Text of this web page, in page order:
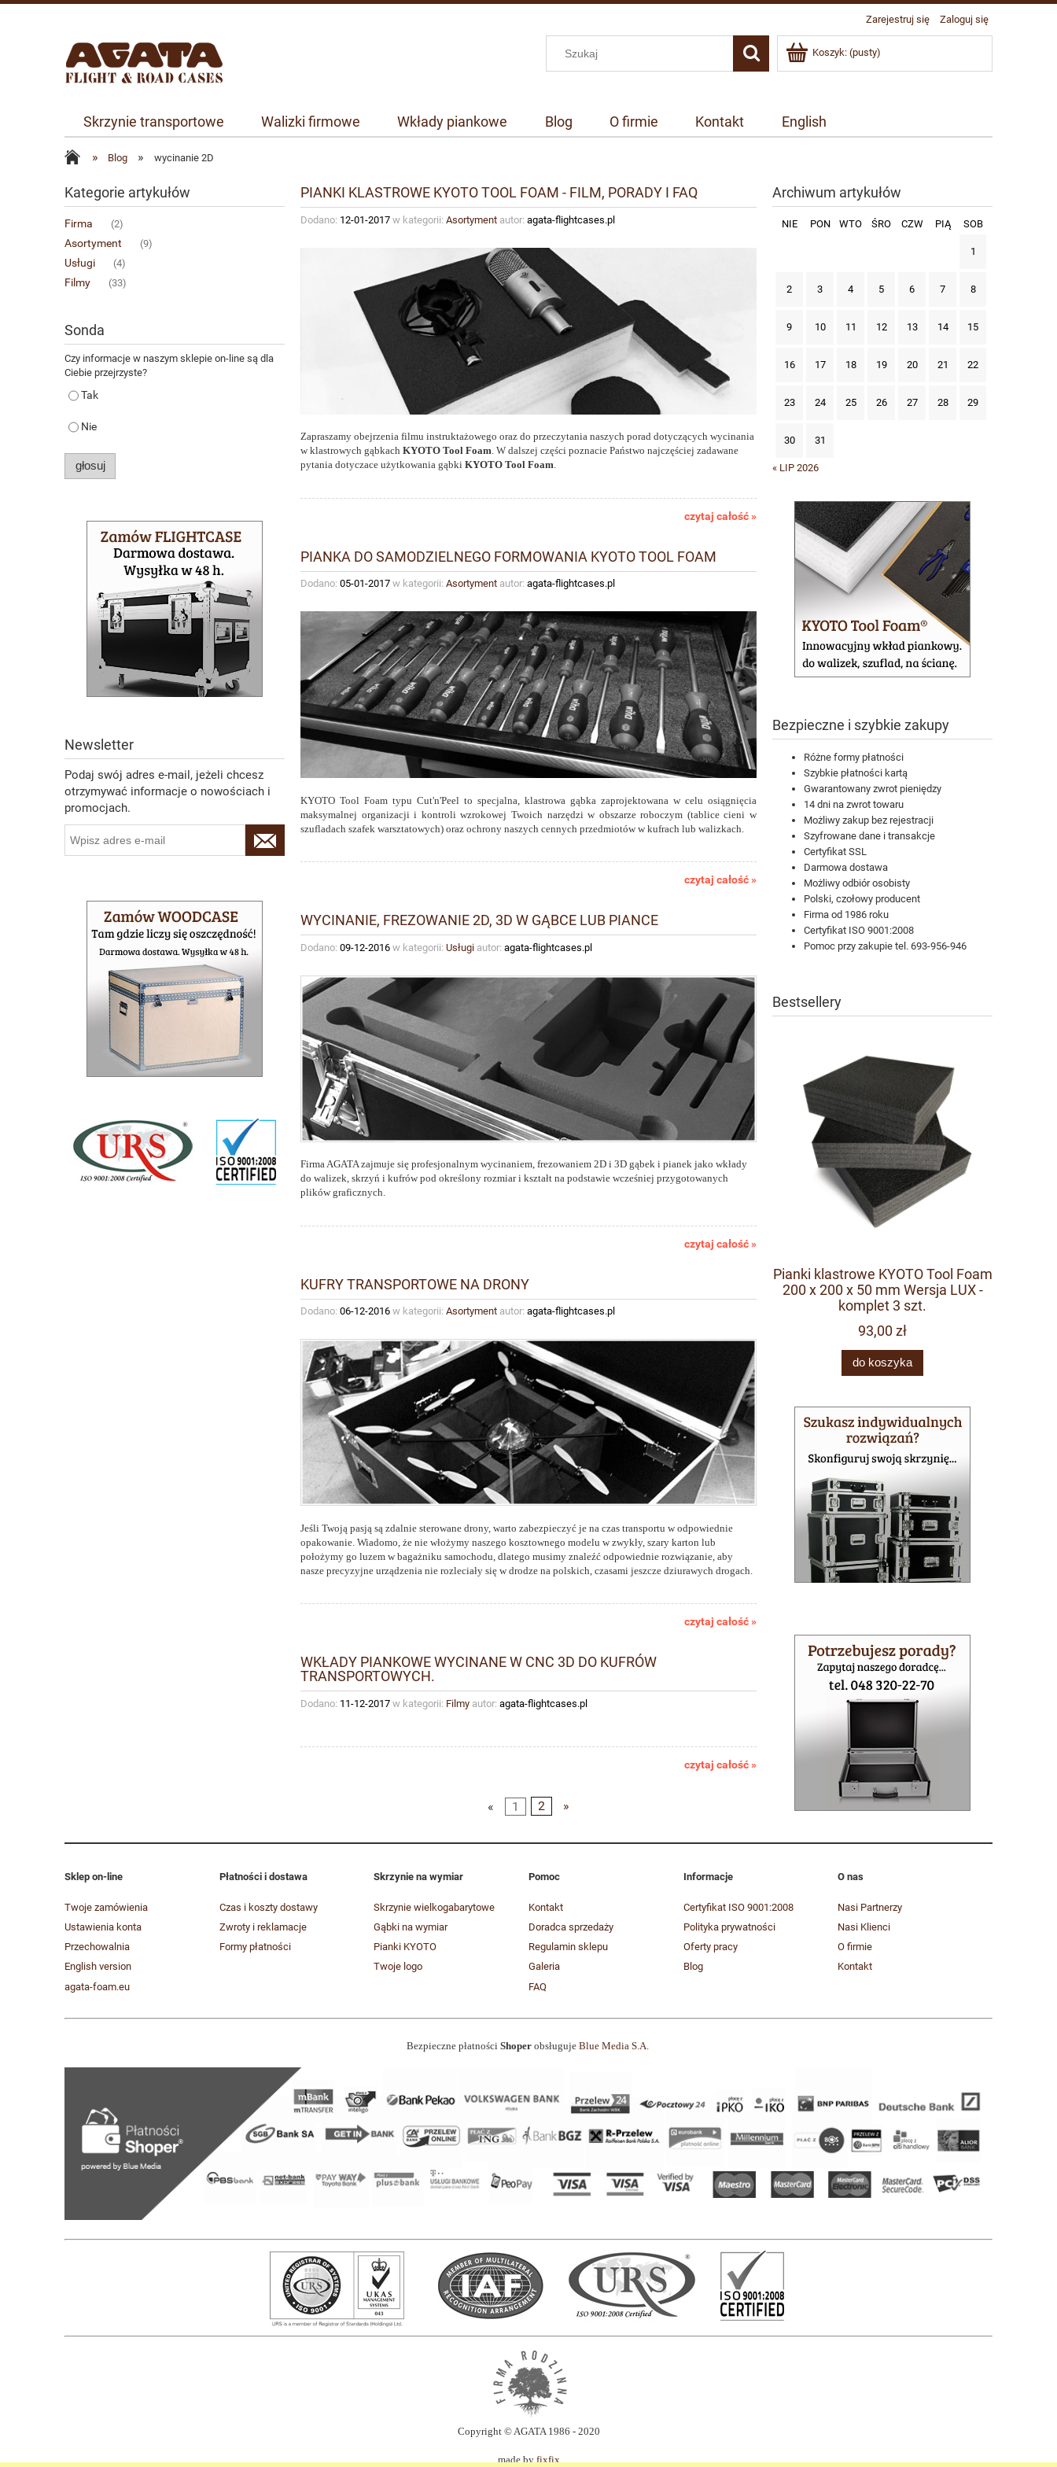
Zarejestruj się Zaloguj się
Koszyk: (pusty)
Skrzynie transportowe Walizki firmowe Wkłady piankowe Blog O firmie Kontakt English
» Blog » wycinanie 2D
Kategorie artykułów
Firma (2)
Asortyment (9)
Usługi (4)
Filmy (33)
Sonda
Czy informacje w naszym sklepie on-line są dla
Ciebie przejrzyste?
Tak
Nie
głosuj
Newsletter
Podaj swój adres e-mail, jeżeli chcesz
otrzymywać informacje o nowościach i
promocjach.
PIANKI KLASTROWE KYOTO TOOL FOAM - FILM, PORADY I FAQ
Dodano: 12-01-2017 w kategorii: Asortyment autor: agata-flightcases.pl
Zapraszamy obejrzenia filmu instruktażowego oraz do przeczytania naszych porad dotyczących wycinania
w klastrowych gąbkach KYOTO Tool Foam. W dalszej części poznacie Państwo najczęściej zadawane
pytania dotyczace użytkowania gąbki KYOTO Tool Foam.
czytaj całość »
PIANKA DO SAMODZIELNEGO FORMOWANIA KYOTO TOOL FOAM
Dodano: 05-01-2017 w kategorii: Asortyment autor: agata-flightcases.pl
KYOTO Tool Foam typu Cut'n'Peel to specjalna, klastrowa gąbka zaprojektowana w celu osiągnięcia
maksymalnej organizacji i kontroli wzrokowej Twoich narzędzi w obszarze roboczym (tablice cieni w
szufladach szafek warsztatowych) oraz ochrony naszych cennych przedmiotów w kufrach lub walizkach.
czytaj całość »
WYCINANIE, FREZOWANIE 2D, 3D W GĄBCE LUB PIANCE
Dodano: 09-12-2016 w kategorii: Usługi autor: agata-flightcases.pl
Firma AGATA zajmuje się profesjonalnym wycinaniem, frezowaniem 2D i 3D gąbek i pianek jako wkłady
do walizek, skrzyń i kufrów pod określony rozmiar i kształt na podstawie wcześniej przygotowanych
plików graficznych.
czytaj całość »
KUFRY TRANSPORTOWE NA DRONY
Dodano: 06-12-2016 w kategorii: Asortyment autor: agata-flightcases.pl
Jeśli Twoją pasją są zdalnie sterowane drony, warto zabezpieczyć je na czas transportu w odpowiednie
opakowanie. Wiadomo, że nie włożymy naszego kosztownego modelu w zwykły, szary karton lub
położymy go luzem w bagażniku samochodu, dlatego musimy znaleźć odpowiednie rozwiązanie, aby
nasze precyzyjne urządzenia nie rozleciały się w drodze na polskich, czasami jeszcze dziurawych drogach.
czytaj całość »
WKŁADY PIANKOWE WYCINANE W CNC 3D DO KUFRÓW
TRANSPORTOWYCH.
Dodano: 11-12-2017 w kategorii: Filmy autor: agata-flightcases.pl
czytaj całość »
« 1 2 »
Archiwum artykułów
NIE PON WTO ŚRO CZW PIĄ SOB
1
2 3 4 5 6 7 8
9 10 11 12 13 14 15
16 17 18 19 20 21 22
23 24 25 26 27 28 29
30 31
« LIP 2026
Bezpieczne i szybkie zakupy
Różne formy płatności
Szybkie płatności kartą
Gwarantowany zwrot pieniędzy
14 dni na zwrot towaru
Możliwy zakup bez rejestracji
Szyfrowane dane i transakcje
Certyfikat SSL
Darmowa dostawa
Możliwy odbiór osobisty
Polski, czołowy producent
Firma od 1986 roku
Certyfikat ISO 9001:2008
Pomoc przy zakupie tel. 693-956-946
Bestsellery
Pianki klastrowe KYOTO Tool Foam
200 x 200 x 50 mm Wersja LUX -
komplet 3 szt.
93,00 zł
do koszyka
Sklep on-line
Twoje zamówienia
Ustawienia konta
Przechowalnia
English version
agata-foam.eu
Płatności i dostawa
Czas i koszty dostawy
Zwroty i reklamacje
Formy płatności
Skrzynie na wymiar
Skrzynie wielkogabarytowe
Gąbki na wymiar
Pianki KYOTO
Twoje logo
Pomoc
Kontakt
Doradca sprzedaży
Regulamin sklepu
Galeria
FAQ
Informacje
Certyfikat ISO 9001:2008
Polityka prywatności
Oferty pracy
Blog
O nas
Nasi Partnerzy
Nasi Klienci
O firmie
Kontakt
Bezpieczne płatności Shoperobsługuje Blue Media S.A.
Copyright © AGATA 1986 - 2020
made by fixfix